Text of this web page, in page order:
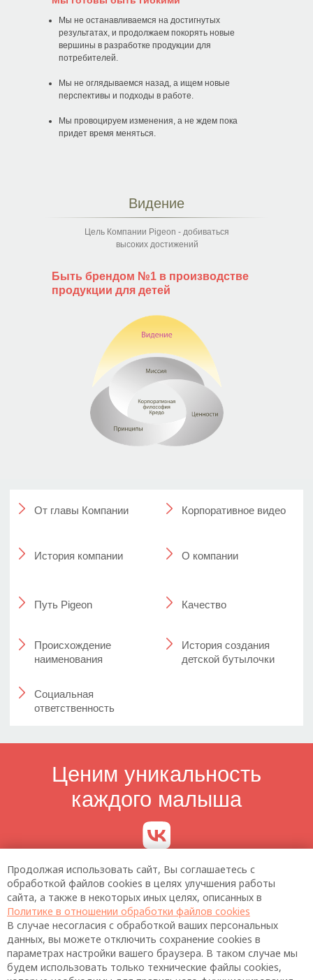
Продолжая использовать сайт, Вы соглашаетесь с
обработкой файлов cookies в целях улучшения работы
сайта, а также в некоторых иных целях, описанных в
Политике в отношении обработки файлов cookies
В случае несогласия с обработкой ваших персональных
данных, вы можете отключить сохранение cookies в
параметрах настройки вашего браузера. В таком случае мы
будем использовать только технические файлы cookies,
Мы не останавливаемся на достигнутых
результатах, и продолжаем покорять новые
вершины в разработке продукции для
потребителей.
Мы не оглядываемся назад, а ищем новые
перспективы и подходы в работе.
Мы провоцируем изменения, а не ждем пока
придет время меняться.
Видение
Цель Компании Pigeon - добиваться
высоких достижений
Быть брендом №1 в производстве
продукции для детей